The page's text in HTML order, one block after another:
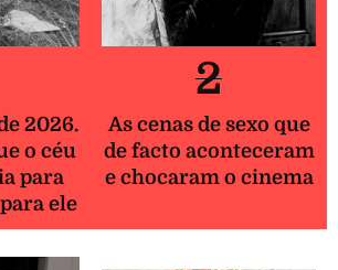
2026.
o céu
para
ele
2
As cenas de sexo que
de facto aconteceram
e chocaram o cinema